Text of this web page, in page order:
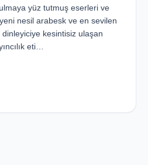
yüz tutmuş eserleri ve
yeni nesil arabesk ve en sevilen
dinleyiciye kesintisiz ulaşan
eti…